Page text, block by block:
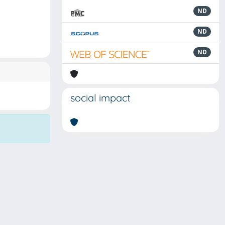
ND
ND
ND
social impact